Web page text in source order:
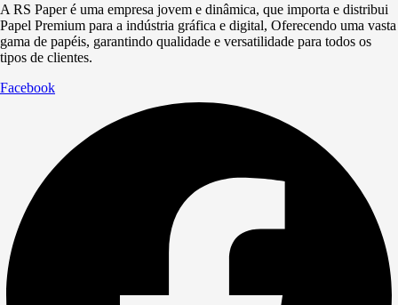
A RS Paper é uma empresa jovem e dinâmica, que importa e distribui
Papel Premium para a indústria gráfica e digital, Oferecendo uma vasta
gama de papéis, garantindo qualidade e versatilidade para todos os
tipos de clientes.
Facebook